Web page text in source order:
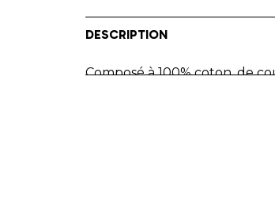
DESCRIPTION
Composé à 100% coton, de